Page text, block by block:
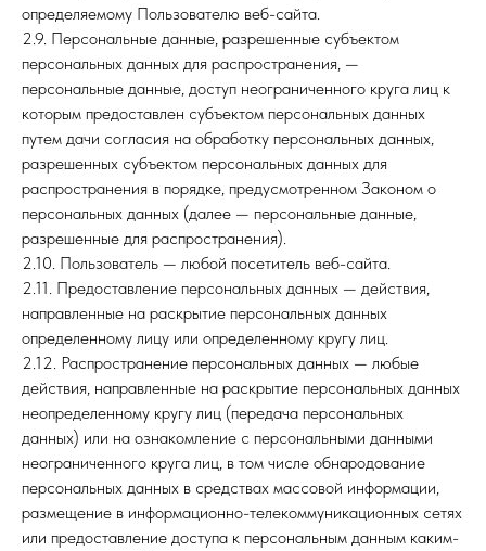
определяемому Пользователю веб-сайта.
2.9. Персональные данные, разрешенные субъектом
персональных данных для распространения, —
персональные данные, доступ неограниченного круга лиц к
которым предоставлен субъектом персональных данных
путем дачи согласия на обработку персональных данных,
разрешенных субъектом персональных данных для
распространения в порядке, предусмотренном Законом о
персональных данных (далее — персональные данные,
разрешенные для распространения).
2.10. Пользователь — любой посетитель веб-сайта.
2.11. Предоставление персональных данных — действия,
направленные на раскрытие персональных данных
определенному лицу или определенному кругу лиц.
2.12. Распространение персональных данных — любые
действия, направленные на раскрытие персональных данных
неопределенному кругу лиц (передача персональных
данных) или на ознакомление с персональными данными
неограниченного круга лиц, в том числе обнародование
персональных данных в средствах массовой информации,
размещение в информационно-телекоммуникационных сетях
или предоставление доступа к персональным данным каким-